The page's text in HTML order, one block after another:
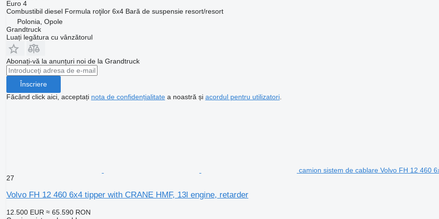
Euro 4
Combustibil diesel Formula roţilor 6x4 Bară de suspensie resort/resort
Polonia, Opole
Grandtruck
Luați legătura cu vânzătorul
Abonați-vă la anunțuri noi de la Grandtruck
Înscriere
Făcând click aici, acceptați nota de confidențialitatea noastră și acordul pentru utilizatori.
camion sistem de cablare Volvo FH 12 460
27
Volvo FH 12 460 6x4 tipper with CRANE HMF, 13l engine, retarder
12.500 EUR ≈ 65.590 RON